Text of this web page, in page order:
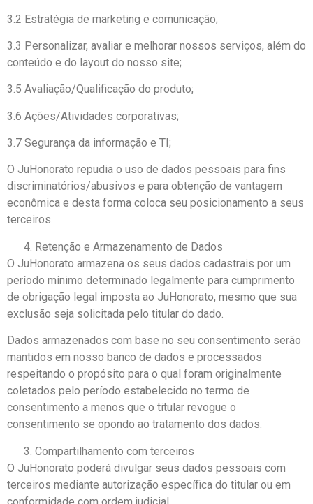
3.2 Estratégia de marketing e comunicação;
3.3 Personalizar, avaliar e melhorar nossos serviços, além do
conteúdo e do layout do nosso site;
3.5 Avaliação/Qualificação do produto;
3.6 Ações/Atividades corporativas;
3.7 Segurança da informação e TI;
O JuHonorato repudia o uso de dados pessoais para fins
discriminatórios/abusivos e para obtenção de vantagem
econômica e desta forma coloca seu posicionamento a seus
terceiros.
Retenção e Armazenamento de Dados
O JuHonorato armazena os seus dados cadastrais por um
período mínimo determinado legalmente para cumprimento
de obrigação legal imposta ao JuHonorato, mesmo que sua
exclusão seja solicitada pelo titular do dado.
Dados armazenados com base no seu consentimento serão
mantidos em nosso banco de dados e processados
respeitando o propósito para o qual foram originalmente
coletados pelo período estabelecido no termo de
consentimento a menos que o titular revogue o
consentimento se opondo ao tratamento dos dados.
Compartilhamento com terceiros
O JuHonorato poderá divulgar seus dados pessoais com
terceiros mediante autorização específica do titular ou em
conformidade com ordem judicial.